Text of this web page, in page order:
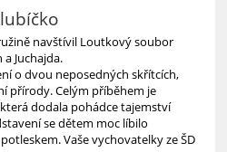
navštívil Loutkový soubor
Juchajda.
o dvou neposedných skřítcích,
přírody. Celým příběhem je
dodala pohádce tajemství
se dětem moc líbilo
Vaše vychovatelky ze ŠD